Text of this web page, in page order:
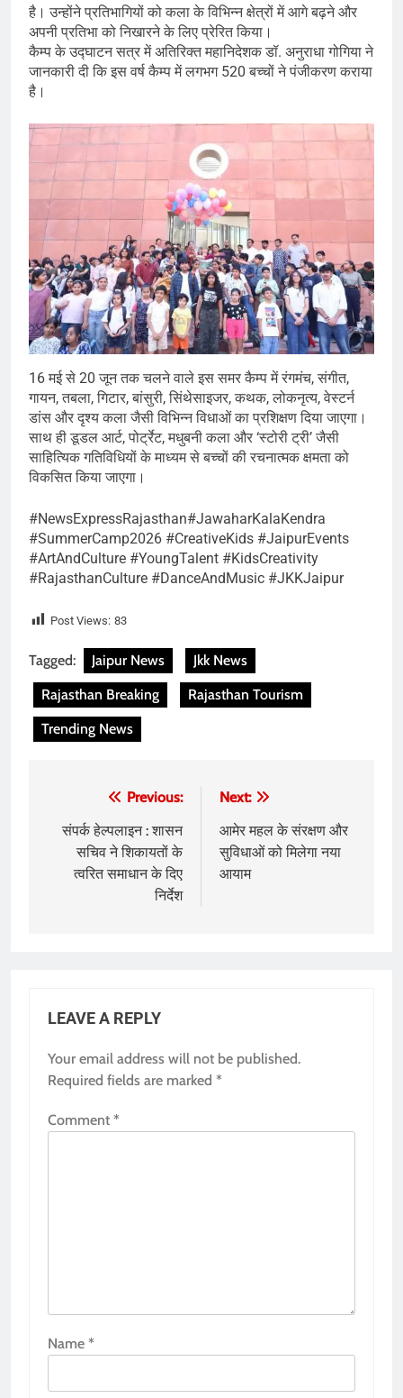
है। उन्होंने प्रतिभागियों को कला के विभिन्न क्षेत्रों में आगे बढ़ने और
अपनी प्रतिभा को निखारने के लिए प्रेरित किया।
कैम्प के उद्घाटन सत्र में अतिरिक्त महानिदेशक डॉ. अनुराधा गोगिया ने
जानकारी दी कि इस वर्ष कैम्प में लगभग 520 बच्चों ने पंजीकरण कराया
है।
16 मई से 20 जून तक चलने वाले इस समर कैम्प में रंगमंच, संगीत,
गायन, तबला, गिटार, बांसुरी, सिंथेसाइजर, कथक, लोकनृत्य, वेस्टर्न
डांस और दृश्य कला जैसी विभिन्न विधाओं का प्रशिक्षण दिया जाएगा।
साथ ही डूडल आर्ट, पोर्ट्रेट, मधुबनी कला और ‘स्टोरी ट्री’ जैसी
साहित्यिक गतिविधियों के माध्यम से बच्चों की रचनात्मक क्षमता को
विकसित किया जाएगा।
#NewsExpressRajasthan#JawaharKalaKendra
#SummerCamp2026 #CreativeKids #JaipurEvents
#ArtAndCulture #YoungTalent #KidsCreativity
#RajasthanCulture #DanceAndMusic #JKKJaipur
Post Views: 83
Tagged: Jaipur News
Jkk News
Rajasthan Breaking
Rajasthan Tourism
Trending News
navigation
Previous:
संपर्क हेल्पलाइन : शासन
सचिव ने शिकायतों के
त्वरित समाधान के दिए
निर्देश
Next:
आमेर महल के संरक्षण और
सुविधाओं को मिलेगा नया
आयाम
LEAVE A REPLY
Your email address will not be published.
Required fields are marked *
Comment *
Name *